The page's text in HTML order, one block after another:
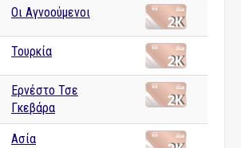
Οι Αγνοούμενοι
Τουρκία
Ερνέστο Τσε
Γκεβάρα
Ασία